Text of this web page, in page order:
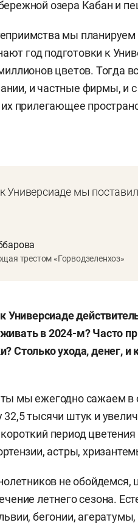
озера Кабан и
мы
год подготовки к
цветов. Тогда
и частные фирмы, и с
прилегающее
Универсиаде мы
трестом «Горводзеленхоз»
Универсиаде
в 2024-м? Часто
Столько ухода, денег,
мы ежегодно сажаем в
тысячи штук и
период
астры,
не
летнего сезона.
бегонии,